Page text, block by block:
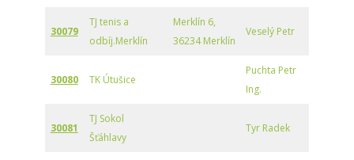
30079
TJ tenis a
odbíj.Merklín
Merklín 6,
36234 Merklín
Veselý Petr
30080 TK Útušice
Puchta Petr
Ing.
30081
TJ Sokol
Šťáhlavy
Tyr Radek